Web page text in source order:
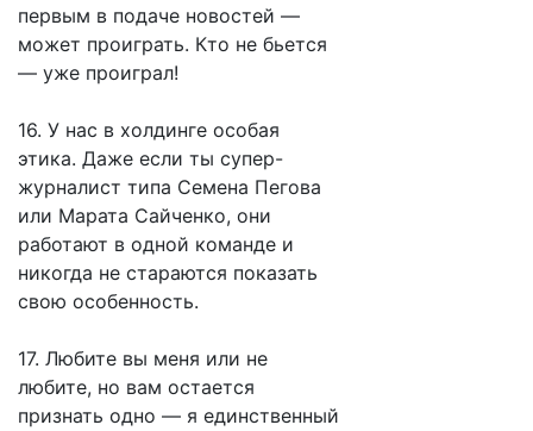
первым в подаче новостей —
может проиграть. Кто не бьется
— уже проиграл!
16. У нас в холдинге особая
этика. Даже если ты супер-
журналист типа Семена Пегова
или Марата Сайченко, они
работают в одной команде и
никогда не стараются показать
свою особенность.
17. Любите вы меня или не
любите, но вам остается
признать одно — я единственный